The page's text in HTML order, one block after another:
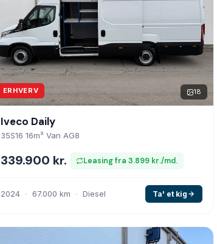
ERHVERV 18
Iveco Daily
35S16 16m³ Van AG8
339.900 kr. Leasing fra 3.899 kr./md.
2024 67.000 km Diesel Ta' et kig